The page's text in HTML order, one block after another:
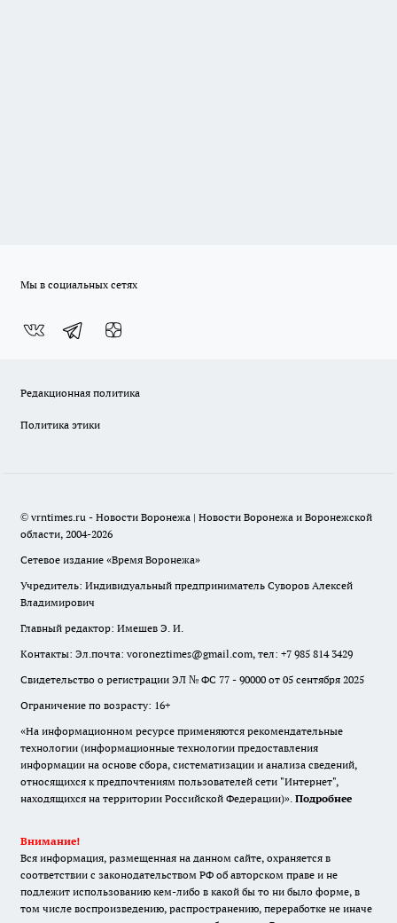
Мы в социальных сетях
Редакционная политика
Политика этики
© vrntimes.ru - Новости Воронежа | Новости Воронежа и Воронежской
области, 2004-2026
Сетевое издание «Время Воронежа»
Учредитель: Индивидуальный предприниматель Суворов Алексей
Владимирович
Главный редактор: Имешев Э. И.
Контакты: Эл.почта: voroneztimes@gmail.com, тел: +7 985 814 3429
Свидетельство о регистрации ЭЛ № ФС 77 - 90000 от 05 сентября 2025
Ограничение по возрасту: 16+
«На информационном ресурсе применяются рекомендательные
технологии (информационные технологии предоставления
информации на основе сбора, систематизации и анализа сведений,
относящихся к предпочтениям пользователей сети "Интернет",
находящихся на территории Российской Федерации)». Подробнее
Внимание!
Вся информация, размещенная на данном сайте, охраняется в
соответствии с законодательством РФ об авторском праве и не
подлежит использованию кем-либо в какой бы то ни было форме, в
том числе воспроизведению, распространению, переработке не иначе